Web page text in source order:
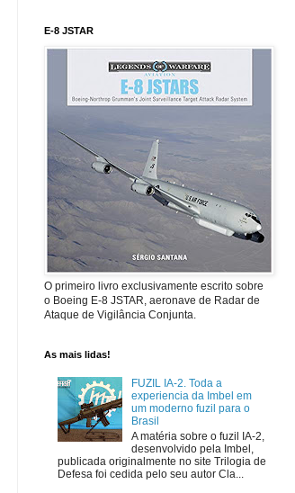
E-8 JSTAR
O primeiro livro exclusivamente escrito sobre
o Boeing E-8 JSTAR, aeronave de Radar de
Ataque de Vigilância Conjunta.
As mais lidas!
FUZIL IA-2. Toda a
experiencia da Imbel em
um moderno fuzil para o
Brasil
A matéria sobre o fuzil IA-2,
desenvolvido pela Imbel,
publicada originalmente no site Trilogia de
Defesa foi cedida pelo seu autor Cla...